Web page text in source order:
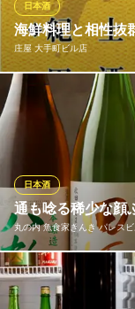
海鮮料理と相性抜
庄屋 大手町ビル店
日本酒
店主厳選の全国各地
ンナップのご紹介「
霞」「澤乃井」「一
など一部ラインナッ
用意ございます。記
ざいます。
庄屋 大手町ビル
大手町駅直結 居
地下鉄半蔵門線大
東京都千代田区大手町
通も唸る稀少な顔
丸の内 魚食家きんき パレス
日本酒
郷土の味には、郷土
いと思い、日本酒も